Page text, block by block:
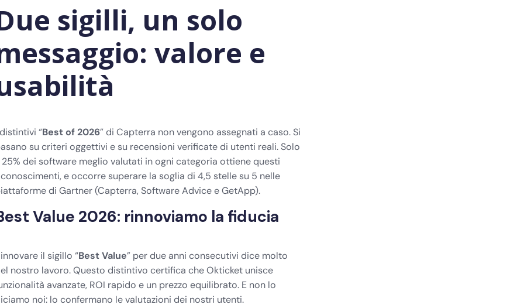
sigilli, un solo
valore e
“Best of 2026” diCapterra non vengono assegnati a caso. Si
su criteri oggettivi e su recensioni verificate di utenti reali. Solo
25% dei software meglio valutati in ogni categoria ottiene questi
e occorre superare la soglia di 4,5 stelle su 5 nelle
di Gartner (Capterra, Software Advice e GetApp).
Value 2026: rinnoviamo la fiducia
il sigillo “Best Value” per due anni consecutivi dice molto
nostro lavoro. Questo distintivo certifica che Okticket unisce
avanzate, ROI rapido e un prezzo equilibrato. E non lo
noi: lo confermano le valutazioni dei nostri utenti.